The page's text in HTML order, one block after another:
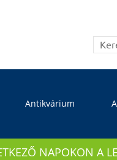
Antikvárium
NAPOKON A